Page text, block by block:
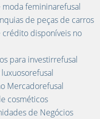
femininarefusal
de peças de carros
crédito disponíveis no
para investirrefusal
Mercadorefusal
cosméticos
de Negócios